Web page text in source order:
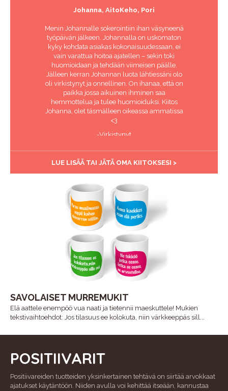
Johanna, AitoKeho, Pori
Menin Johannalle sokerointiin ihan väsyneenä
työpäivän jälkeen. Johannalla on uskomaton
kyky kohdata asiakas kokonaisuudessaan, ei
vain varattua hoitoa ajatellen – sekin toki
huomioidaan ja tehdään viimeisen päälle.
Jälleen kerran Johannan luota lähtiessäni olo
oli virkistynyt ja onnellinen. On ihanaa, että on
paikka jossa aikuinen ihminen saa
hemmottelua ja tulee huomioiduksi. Kiitos
Johanna, olet täsmälleen oikeassa ammatissa
<3
-Virkistynyt
LUE LISÄÄ TAI JÄTÄ OMA KIITOKSESI >
SAVOLAISET MURREMUKIT
Elä aattele enempöö vua naati ja tietennii maeskuttele! Mukien
tekstivaihtoehdot: Jos tilasuus ee kolokuta, niin värkkeeppäs sill...
POSITIIVARIT
Positiivareiden tuotteiden yksinkertainen tehtävä on siirtää arvokkaat
ajatukset käytäntöön. Niiden avulla voi kehittää itseään, kannustaa